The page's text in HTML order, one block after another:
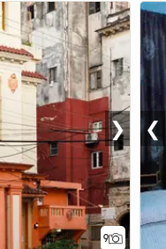
9
❯ ❮